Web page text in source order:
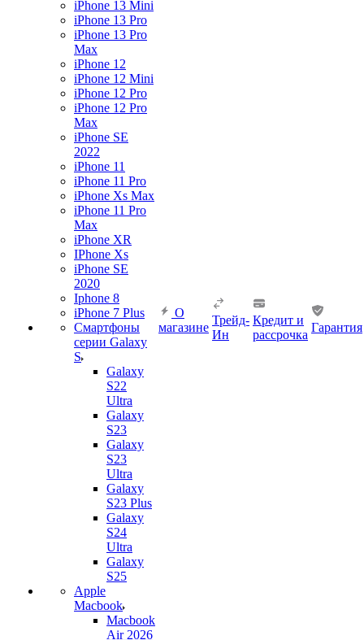
iPhone 13 Mini
iPhone 13 Pro
iPhone 13 Pro
Max
iPhone 12
iPhone 12 Mini
iPhone 12 Pro
iPhone 12 Pro
Max
iPhone SE
2022
iPhone 11
iPhone 11 Pro
iPhone Xs Max
iPhone 11 Pro
Max
iPhone XR
IPhone Xs
iPhone SE
2020
Iphone 8
iPhone 7 Plus
Смартфоны
серии Galaxy
S
Galaxy
S22
Ultra
Galaxy
S23
Galaxy
S23
Ultra
Galaxy
S23 Plus
Galaxy
S24
Ultra
Galaxy
S25
Apple
Macbook
Macbook
Air 2026
О
магазине
Трейд-
Ин
Кредит и
рассрочка
Гарантия